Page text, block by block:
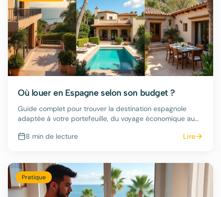
Où louer en Espagne selon son budget ?
Guide complet pour trouver la destination espagnole
adaptée à votre portefeuille, du voyage économique au
8 min de lecture Lire
Pratique